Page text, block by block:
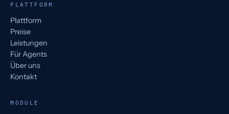
PLATTFORM
Plattform
Preise
Leistungen
Für Agents
Über uns
Kontakt
MODULE